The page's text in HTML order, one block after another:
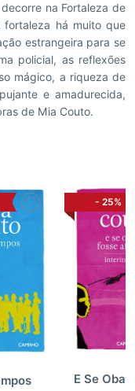
na Fortaleza de
fortaleza há muito que
estrangeira para se
policial, as reflexões
mágico, a riqueza de
e amadurecida,
de Mia Couto.
- 25%